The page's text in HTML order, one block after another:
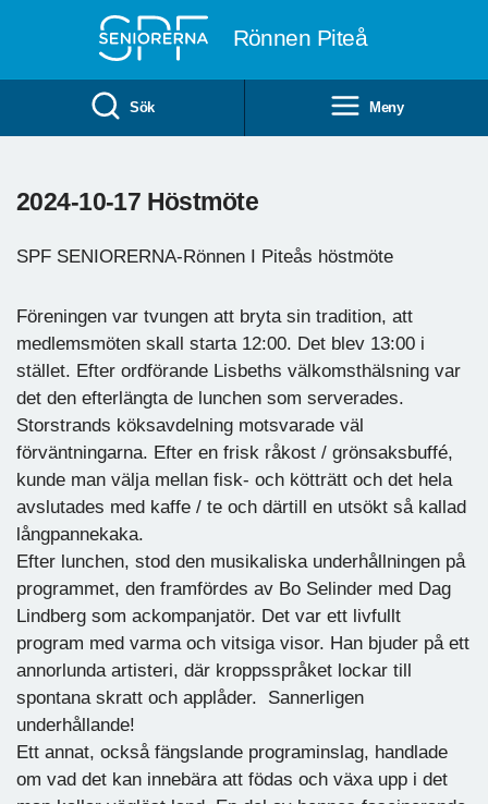
Rönnen Piteå
Sök Meny
2024-10-17 Höstmöte
SPF SENIORERNA-Rönnen I Piteås höstmöte
Föreningen var tvungen att bryta sin tradition, att
medlemsmöten skall starta 12:00. Det blev 13:00 i
stället. Efter ordförande Lisbeths välkomsthälsning var
det den efterlängta de lunchen som serverades.
Storstrands köksavdelning motsvarade väl
förväntningarna. Efter en frisk råkost / grönsaksbuffé,
kunde man välja mellan fisk- och kötträtt och det hela
avslutades med kaffe / te och därtill en utsökt så kallad
långpannekaka.
Efter lunchen, stod den musikaliska underhållningen på
programmet, den framfördes av Bo Selinder med Dag
Lindberg som ackompanjatör. Det var ett livfullt
program med varma och vitsiga visor. Han bjuder på ett
annorlunda artisteri, där kroppsspråket lockar till
spontana skratt och applåder. Sannerligen
underhållande!
Ett annat, också fängslande programinslag, handlade
om vad det kan innebära att födas och växa upp i det